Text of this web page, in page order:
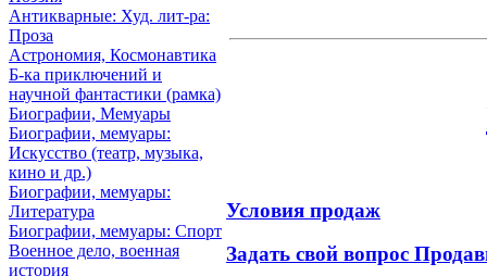
Антикварные: Худ. лит-ра:
Проза
Астрономия, Космонавтика
Б-ка приключений и
научной фантастики (рамка)
Биографии, Мемуары
Биографии, мемуары:
Искусство (театр, музыка,
кино и др.)
Биографии, мемуары:
Литература
Биографии, мемуары: Спорт
Военное дело, военная
история
Условия продаж
Задать свой вопрос